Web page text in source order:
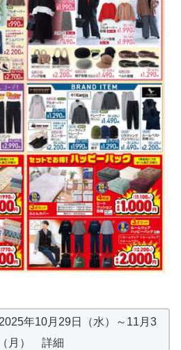
年10月29日（水）～11月3
月） 詳細